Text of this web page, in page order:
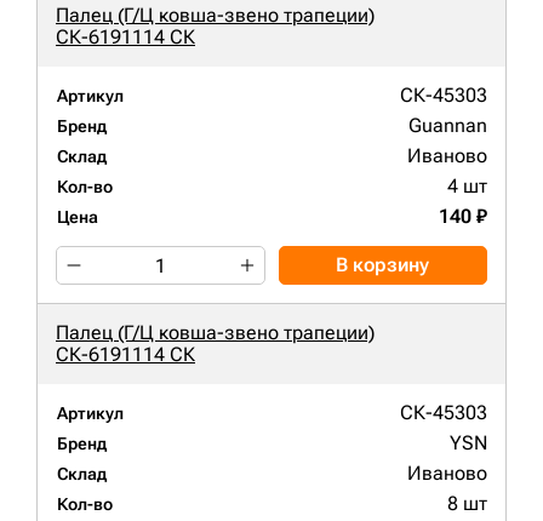
Палец (Г/Ц ковша-звено трапеции)
СК-6191114 СК
Артикул СК-45303
Бренд Guannan
Склад Иваново
Кол-во 4 шт
Цена 140 ₽
В корзину
Палец (Г/Ц ковша-звено трапеции)
СК-6191114 СК
Артикул СК-45303
Бренд YSN
Склад Иваново
Кол-во 8 шт